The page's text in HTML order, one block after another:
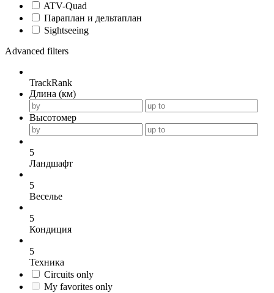
ATV-Quad
Параплан и дельтаплан
Sightseeing
Advanced filters
TrackRank
Длина (км)
Высотомер
5
Ландшафт
5
Веселье
5
Кондиция
5
Техника
Circuits only
My favorites only